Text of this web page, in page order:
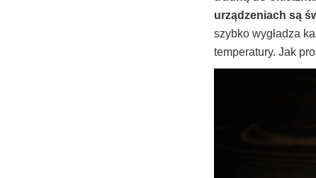
urządzeniach są
szybko wygładza
temperatury. Jak